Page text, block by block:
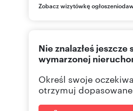
warmińsko-mazurskie
+48 87 Pokaż
602 11 Pokaż
Zobacz wizytówkę
Nie znalazłeś jeszcze
wymarzonej
Określ swoje
otrzymuj